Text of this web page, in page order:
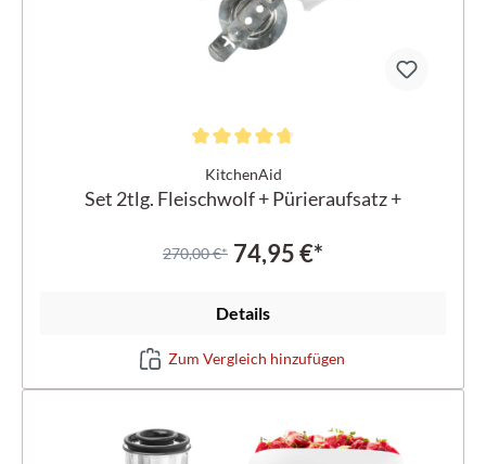
KitchenAid
Set 2tlg. Fleischwolf + Pürieraufsatz +
74,95 €*
270,00 €*
Details
Zum Vergleich hinzufügen